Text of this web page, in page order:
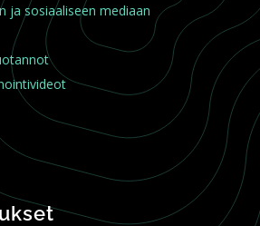
ja sosiaaliseen mediaan